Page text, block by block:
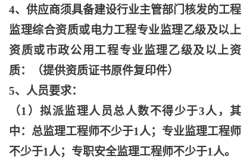
4、供应商须具备建设行业主管部门核发的工程
监理综合资质或电力工程专业监理乙级及以上
资质或市政公用工程专业监理乙级及以上资
质：（提供资质证书原件复印件）
5、人员要求：
（1）拟派监理人员总人数不得少于3人，其
中：总监理工程师不少于1人；专业监理工程师
不少于1人；专职安全监理工程师不少于1人。